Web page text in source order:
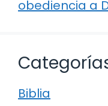
obediencia a
Biblia